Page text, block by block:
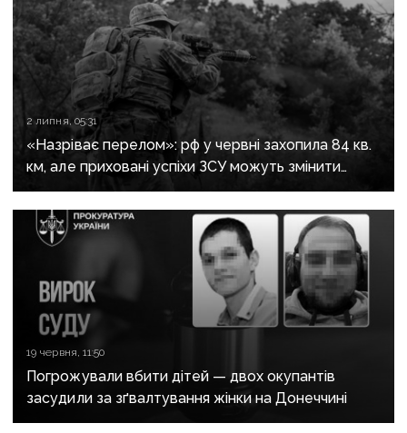
2 липня, 05:31
«Назріває перелом»: рф у червні захопила 84 кв.
км, але приховані успіхи ЗСУ можуть змінити
загальну картину — DeepState
19 червня, 11:50
Погрожували вбити дітей — двох окупантів
засудили за зґвалтування жінки на Донеччині